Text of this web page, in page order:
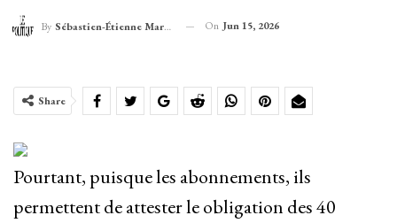
By Sébastien-Étienne Marechal On Jun 15, 2026
Share
Pourtant, puisque les abonnements, ils
permettent de attester le obligation des 40